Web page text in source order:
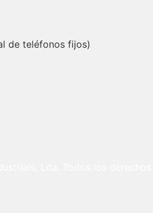
de teléfonos fijos)